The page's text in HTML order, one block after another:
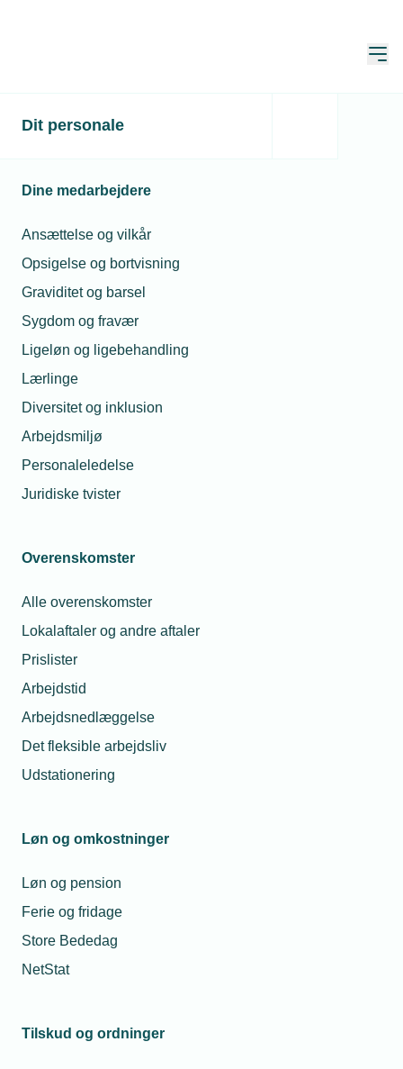
Dit personale
Dine medarbejdere
Ansættelse og vilkår
Opsigelse og bortvisning
Graviditet og barsel
Sygdom og fravær
Ligeløn og ligebehandling
Lærlinge
Diversitet og inklusion
Arbejdsmiljø
Personaleledelse
Juridiske tvister
Overenskomster
Alle overenskomster
Lokalaftaler og andre aftaler
Prislister
Arbejdstid
Arbejdsnedlæggelse
Det fleksible arbejdsliv
Udstationering
Løn og omkostninger
Løn og pension
Ferie og fridage
Store Bededag
NetStat
Tilskud og ordninger
Erhvervsuddannelser
de forskellige specialer og muligheder.
Uddannelser
Industriteknikeruddannelsen
Smedeuddannelsen
Finmekaniker (Låsesmed)
Automatikteknikeruddannelserne
Beslagsmedeuddannelsen
landbrugsmaskinuddannelsen
Køleteknikeruddannelsen
Skibsmontøruddannelsen
Virksomhedens rolle i